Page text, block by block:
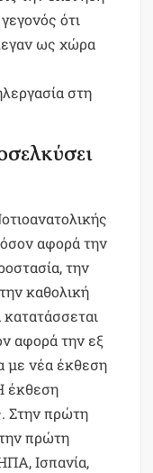
ότι
ως χώρα
στη
αφορά την
την
καθολική
αφορά την εξ
με νέα έκθεση
έκθεση
Στην πρώτη
πρώτη
Ισπανία,